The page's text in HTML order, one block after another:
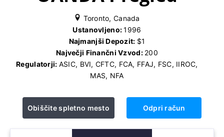
Toronto, Canada
Ustanovljeno:1996
Najmanjši Depozit: $1
Največji Finančni Vzvod: 200
Regulatorji: ASIC, BVI, CFTC, FCA, FFAJ, FSC, IIROC,
MAS, NFA
Obiščite spletno mesto Odpri račun